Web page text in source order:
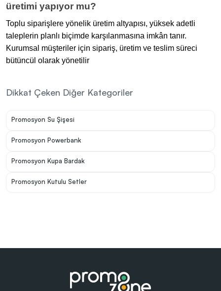
üretimi yapıyor mu?
Toplu siparişlere yönelik üretim altyapısı, yüksek adetli
taleplerin planlı biçimde karşılanmasına imkân tanır.
Kurumsal müşteriler için sipariş, üretim ve teslim süreci
bütüncül olarak yönetilir
Dikkat Çeken Diğer Kategoriler
Promosyon Su Şişesi
Promosyon Powerbank
Promosyon Kupa Bardak
Promosyon Kutulu Setler